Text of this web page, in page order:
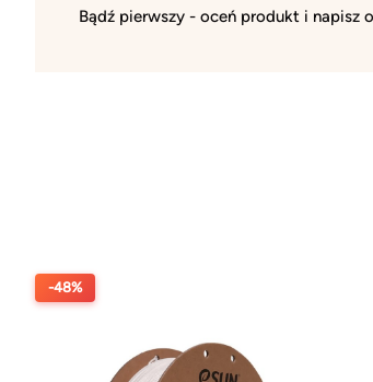
Bądź pierwszy - oceń produkt i napisz
-48%